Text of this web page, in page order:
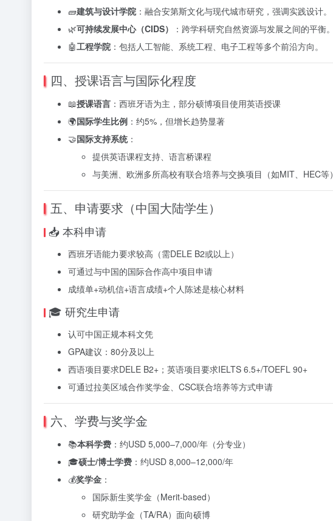
🧱建筑与设计学院 ：融合安第斯文化与现代城市研究，强调实践设计。
🌿可持续发展中心（CIDS）
：跨学科研究自然资源与发展之间的平衡。
🤖工程学院 ：包括人工智能、系统工程、电子工程等多个前沿方向。
四、授课语言与国际化程度
📖授课语言 ：西班牙语为主，部分硕博项目使用英语授课
🌍国际学生比例 ：约5%，但增长趋势显著
🤝国际支持系统：
提供英语课程支持、语言桥课程
与美洲、欧洲多所高校有联合培养与交换项目（如MIT、HEC等）
五、申请要求（中国大陆学生）
📥 本科申请
西班牙语能力要求较高（需DELE B2或以上）
可通过与中国的国际合作高中项目申请
成绩单+动机信+语言成绩+个人陈述是核心材料
🎓 研究生申请
认可中国正规本科文凭
GPA建议：80分及以上
西语项目要求DELE B2+；英语项目要求IELTS 6.5+/TOEFL 90+
可通过拉美区域合作奖学金、CSC联合培养等方式申请
六、学费与奖学金
📚本科学费 ：约USD 5,000–7,000/年（分专业）
🎓硕士/博士学费 ：约USD 8,000–12,000/年
💰奖学金 ：
国际新生奖学金（Merit-based）
研究助学金（TA/RA）面向硕博